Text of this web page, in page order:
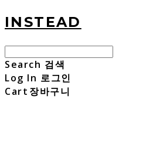
INSTEAD
Search 검색
Log In 로그인
Cart 장바구니